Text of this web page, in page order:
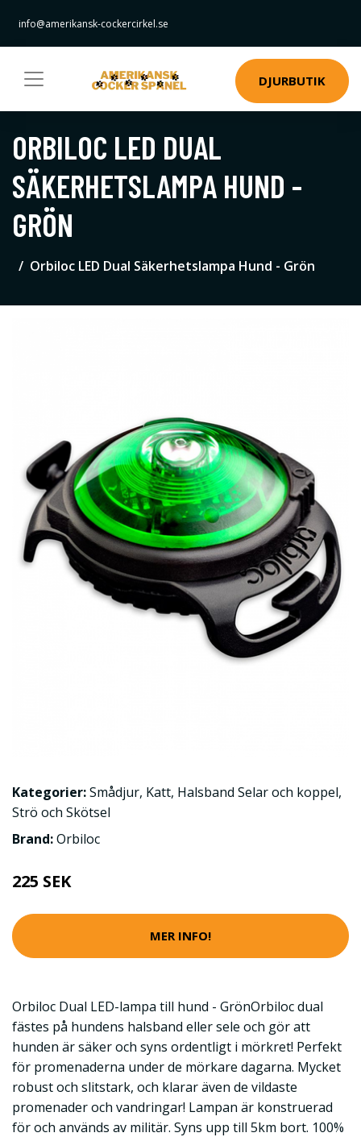
info@amerikansk-cockercirkel.se
DJURBUTIK
ORBILOC LED DUAL
SÄKERHETSLAMPA HUND -
GRÖN
Orbiloc LED Dual Säkerhetslampa Hund - Grön
Kategorier:Smådjur, Katt, Halsband Selar och koppel,
Strö och Skötsel
Brand:Orbiloc
225 SEK
MER INFO!
Orbiloc Dual LED-lampa till hund - GrönOrbiloc dual
fästes på hundens halsband eller sele och gör att
hunden är säker och syns ordentligt i mörkret! Perfekt
för promenaderna under de mörkare dagarna. Mycket
robust och slitstark, och klarar även de vildaste
promenader och vandringar! Lampan är konstruerad
för och används av militär. Syns upp till 5km bort. 100%